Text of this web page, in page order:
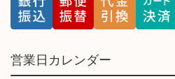
営業日カレンダー